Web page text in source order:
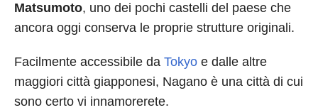
Matsumoto, uno dei pochi castelli del paese che
ancora oggi conserva le proprie strutture originali.
Facilmente accessibile da Tokyo e dalle altre
maggiori città giapponesi, Nagano è una città di cui
sono certo vi innamorerete.